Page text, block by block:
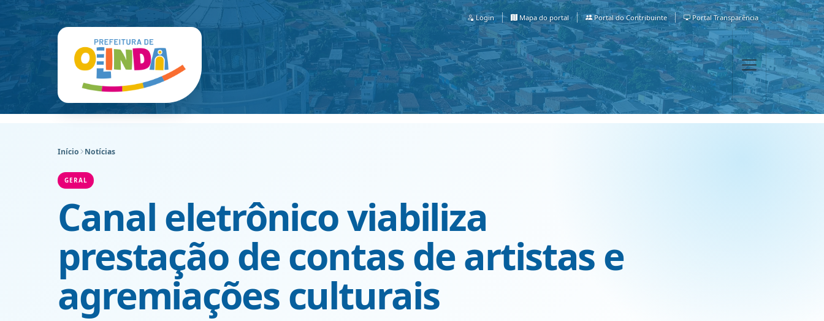
Login Mapa do portal Portal do Contribuinte Portal Transparência
Início Notícias
GERAL
Canal eletrônico viabiliza
prestação de contas de artistas e
agremiações culturais